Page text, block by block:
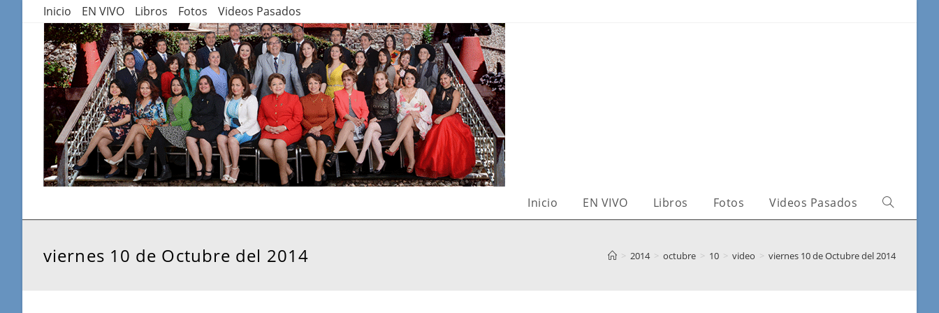
contenido
Inicio EN VIVO Libros Fotos Videos Pasados
Inicio EN VIVO Libros Fotos Videos Pasados
viernes 10 de Octubre del 2014 > 2014 > octubre > 10 > video > viernes 10 de Octubre del 2014